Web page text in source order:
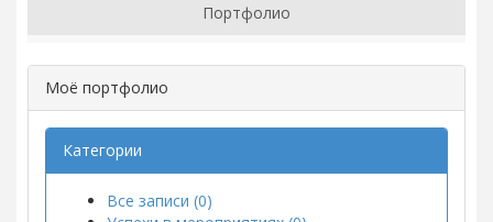
Портфолио
Моё портфолио
Категории
Все записи (0)